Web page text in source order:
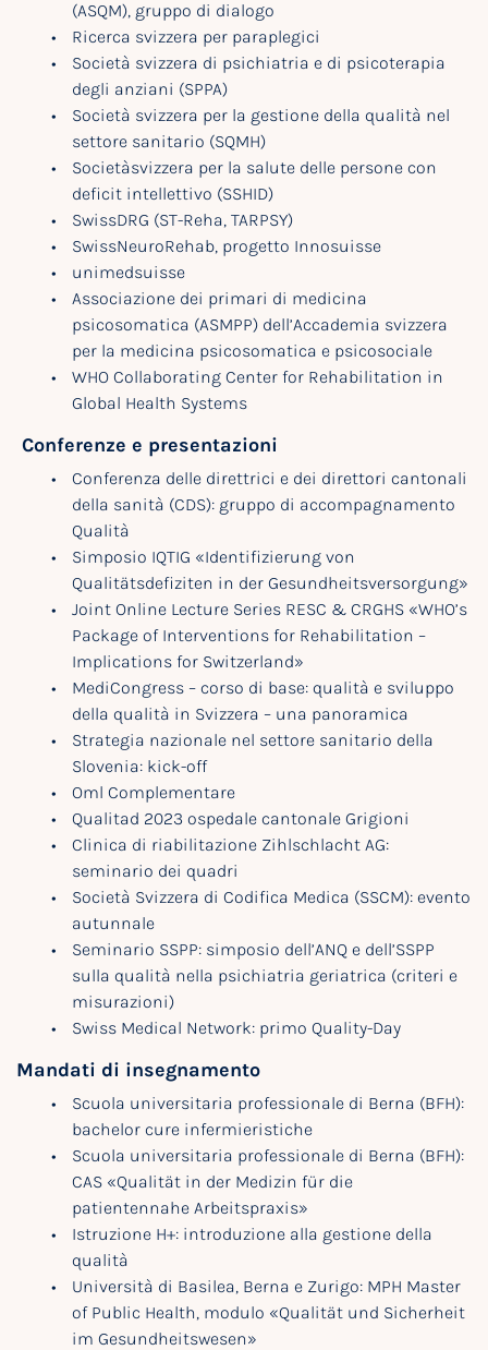
(ASQM), gruppo di dialogo
Ricerca svizzera per paraplegici
Società svizzera di psichiatria e di psicoterapia
degli anziani (SPPA)
Società svizzera per la gestione della qualità nel
settore sanitario (SQMH)
Societàsvizzera per la salute delle persone con
deficit intellettivo (SSHID)
SwissDRG (ST-Reha, TARPSY)
SwissNeuroRehab, progetto Innosuisse
unimedsuisse
Associazione dei primari di medicina
psicosomatica (ASMPP) dell’Accademia svizzera
per la medicina psicosomatica e psicosociale
WHO Collaborating Center for Rehabilitation in
Global Health Systems
Conferenze e presentazioni
Conferenza delle direttrici e dei direttori cantonali
della sanità (CDS): gruppo di accompagnamento
Qualità
Simposio IQTIG «Identifizierung von
Qualitätsdefiziten in der Gesundheitsversorgung»
Joint Online Lecture Series RESC & CRGHS «WHO’s
Package of Interventions for Rehabilitation –
Implications for Switzerland»
MediCongress – corso di base: qualità e sviluppo
della qualità in Svizzera – una panoramica
Strategia nazionale nel settore sanitario della
Slovenia: kick-off
Oml Complementare
Qualitad 2023 ospedale cantonale Grigioni
Clinica di riabilitazione Zihlschlacht AG:
seminario dei quadri
Società Svizzera di Codifica Medica (SSCM): evento
autunnale
Seminario SSPP: simposio dell’ANQ e dell’SSPP
sulla qualità nella psichiatria geriatrica (criteri e
misurazioni)
Swiss Medical Network: primo Quality-Day
Mandati di insegnamento
Scuola universitaria professionale di Berna (BFH):
bachelor cure infermieristiche
Scuola universitaria professionale di Berna (BFH):
CAS «Qualität in der Medizin für die
patientennahe Arbeitspraxis»
Istruzione H+: introduzione alla gestione della
qualità
Università di Basilea, Berna e Zurigo: MPH Master
of Public Health, modulo «Qualität und Sicherheit
im Gesundheitswesen»